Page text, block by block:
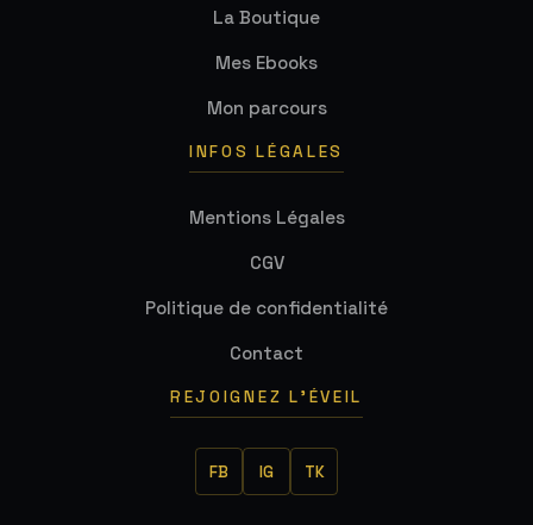
La Boutique
Mes Ebooks
Mon parcours
INFOS LÉGALES
Mentions Légales
CGV
Politique de confidentialité
Contact
REJOIGNEZ L'ÉVEIL
FB IG TK